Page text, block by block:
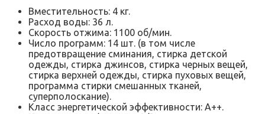
Вместительность: 4 кг.
Расход воды: 36 л.
Скорость отжима: 1100 об/мин.
Число программ: 14 шт. (в том числе
предотвращение сминания, стирка детской
одежды, стирка джинсов, стирка черных вещей,
стирка верхней одежды, стирка пуховых вещей,
программа стирки смешанных тканей,
суперполоскание).
Класс энергетической эффективности: А++.